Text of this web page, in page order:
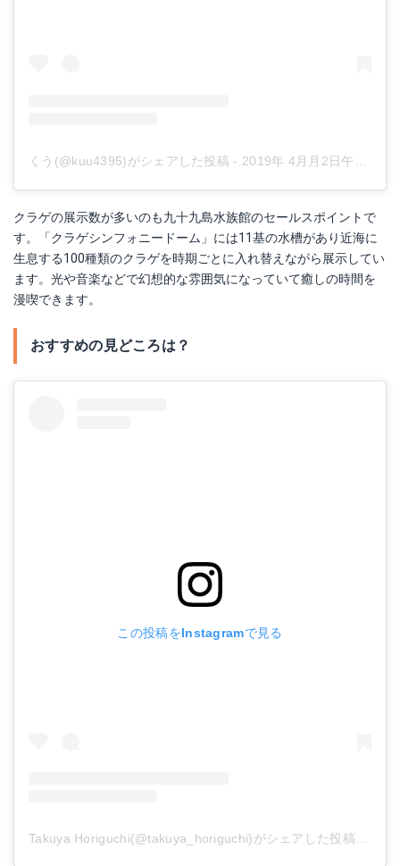
くう(@kuu4395)がシェアした投稿 - 2019年 4月月2日午後8時06分PDT
クラゲの展示数が多いのも九十九島水族館のセールスポイントで
す。「クラゲシンフォニードーム」には11基の水槽があり近海に
生息する100種類のクラゲを時期ごとに入れ替えながら展示してい
ます。光や音楽などで幻想的な雰囲気になっていて癒しの時間を
漫喫できます。
おすすめの見どころは？
この投稿をInstagramで見る
Takuya Horiguchi(@takuya_horiguchi)がシェアした投稿
-